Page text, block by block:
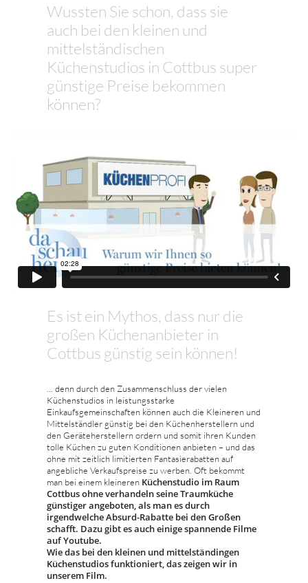
Wussten Sie schon, dass sie
auch bei den kleinen und
mittelständischen
Küchenstudios in Cottbus super
günstige Preise bekommen
können?
Es ist ein Mythos, dass nur die
großen Küchenanbieter in
Cottbus günstig sein können!
... denn durch den Zusammenschluss der vielen
Küchenstudios in leistungsstarke
Einkaufsgemeinschaften können auch die Kleineren und
Mittelständler günstig bei den Küchenherstellern und
den Geräteherstellern ordern und somit ihren Kunden
tolle Küchen zu guten Konditionen anbieten – und das
ohne mit zeitlich limitierten Fantasierabatten auf
angebliche Verkaufspreise zu werben. Oft bekommt
man bei einem kleineren Küchenstudio im Raum
Cottbus ohne verhandeln seine Traumküche
günstiger angeboten, als man es durch
irgendwelche Absurd-Rabatte bei den Großen
schafft. Dazu gibt es auch einige spannende Filme
auf Youtube.
Wie das bei den kleinen und mittelständingen
Küchenstudios funktioniert, das zeigen wir in
unserem Film.